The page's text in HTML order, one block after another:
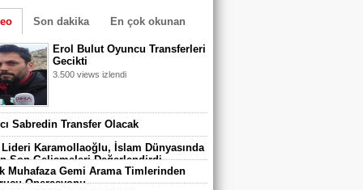
Belediyespor’da Yeni Dönem
Son dakika En çok okunan
Erol Bulut Oyuncu Transferleri
Gecikti
3.500 views izlendi
Sabredin Transfer Olacak
Lideri Karamollaoğlu, İslam Dünyasında
Son Gelişmeleri Değerlendirdi
Muhafaza Gemi Arama Timlerinden
Operasyonu